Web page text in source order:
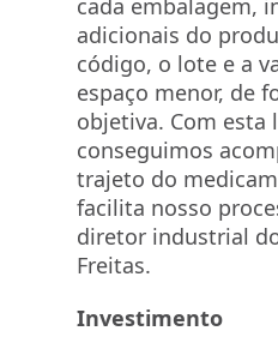
cada embalagem,
adicionais do
código, o lote e a
espaço menor, de
objetiva. Com esta
conseguimos
trajeto do
facilita nosso
diretor industrial
Freitas.
Investimento